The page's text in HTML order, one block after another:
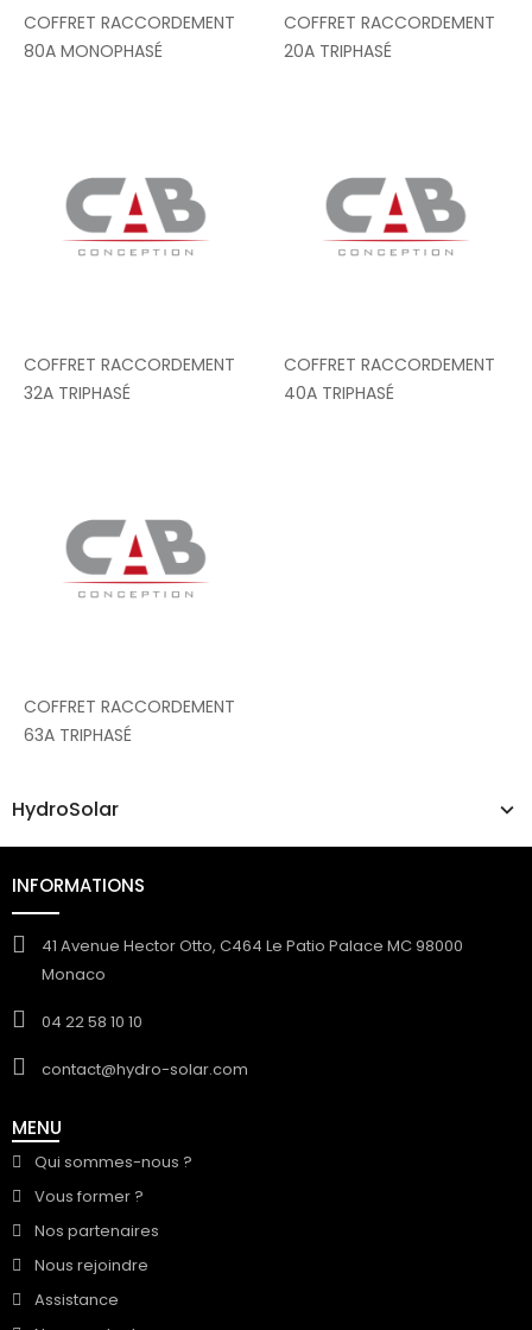
HydroSolar
COFFRET RACCORDEMENT
80A MONOPHASÉ
COFFRET RACCORDEMENT
20A TRIPHASÉ
COFFRET RACCORDEMENT
32A TRIPHASÉ
COFFRET RACCORDEMENT
40A TRIPHASÉ
COFFRET RACCORDEMENT
63A TRIPHASÉ
INFORMATIONS
41 Avenue Hector Otto, C464 Le Patio Palace MC 98000
Monaco
04 22 58 10 10
contact@hydro-solar.com
MENU
Qui sommes-nous ?
Vous former ?
Nos partenaires
Nous rejoindre
Assistance